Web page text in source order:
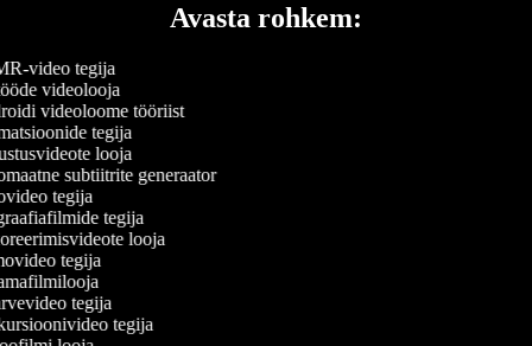
Avasta rohkem:
video tegija
videolooja
videoloome tööriist
tegija
looja
subtiitrite generaator
tegija
tegija
looja
tegija
tegija
tegija